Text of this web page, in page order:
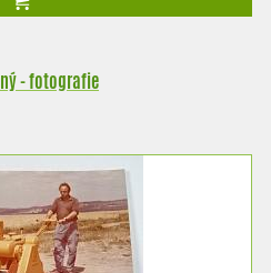
- fotografie